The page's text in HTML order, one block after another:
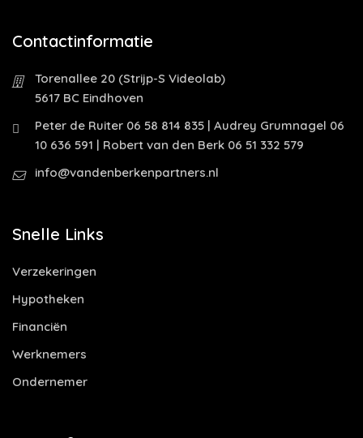
Contactinformatie
Torenallee 20 (Strijp-S Videolab)
5617 BC Eindhoven
Peter de Ruiter 06 58 814 835 | Audrey Grumnagel 06
10 636 591 | Robert van den Berk 06 51 332 579
info@vandenberkenpartners.nl
Snelle Links
Verzekeringen
Hypotheken
Financiën
Werknemers
Ondernemer